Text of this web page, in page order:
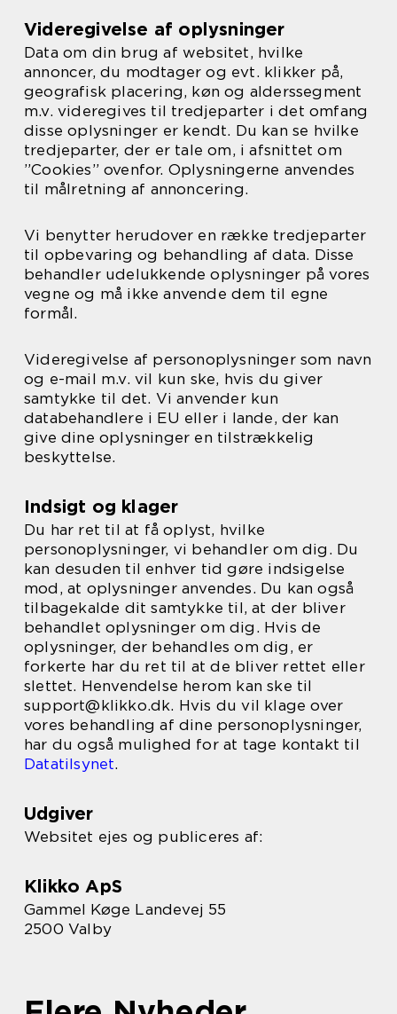
Videregivelse af oplysninger
Data om din brug af websitet, hvilke
annoncer, du modtager og evt. klikker på,
geografisk placering, køn og alderssegment
m.v. videregives til tredjeparter i det omfang
disse oplysninger er kendt. Du kan se hvilke
tredjeparter, der er tale om, i afsnittet om
”Cookies” ovenfor. Oplysningerne anvendes
til målretning af annoncering.
Vi benytter herudover en række tredjeparter
til opbevaring og behandling af data. Disse
behandler udelukkende oplysninger på vores
vegne og må ikke anvende dem til egne
formål.
Videregivelse af personoplysninger som navn
og e-mail m.v. vil kun ske, hvis du giver
samtykke til det. Vi anvender kun
databehandlere i EU eller i lande, der kan
give dine oplysninger en tilstrækkelig
beskyttelse.
Indsigt og klager
Du har ret til at få oplyst, hvilke
personoplysninger, vi behandler om dig. Du
kan desuden til enhver tid gøre indsigelse
mod, at oplysninger anvendes. Du kan også
tilbagekalde dit samtykke til, at der bliver
behandlet oplysninger om dig. Hvis de
oplysninger, der behandles om dig, er
forkerte har du ret til at de bliver rettet eller
slettet. Henvendelse herom kan ske til
support@klikko.dk. Hvis du vil klage over
vores behandling af dine personoplysninger,
har du også mulighed for at tage kontakt til
Datatilsynet.
Udgiver
Websitet ejes og publiceres af:
Klikko ApS
Gammel Køge Landevej 55
2500 Valby